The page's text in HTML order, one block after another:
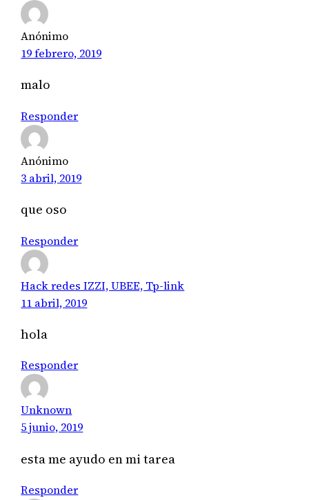
Anónimo
19 febrero, 2019
malo
Responder
Anónimo
3 abril, 2019
que oso
Responder
Hack redes IZZI, UBEE, Tp-link
11 abril, 2019
hola
Responder
Unknown
5 junio, 2019
esta me ayudo en mi tarea
Responder